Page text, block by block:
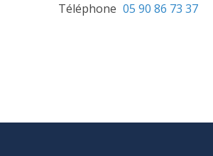
Téléphone 05 90 86 73 37